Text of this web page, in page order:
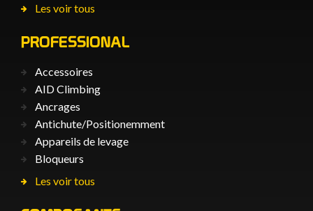
Les voir tous
PROFESSIONAL
Accessoires
AID Climbing
Ancrages
Antichute/Positionemment
Appareils de levage
Bloqueurs
Les voir tous